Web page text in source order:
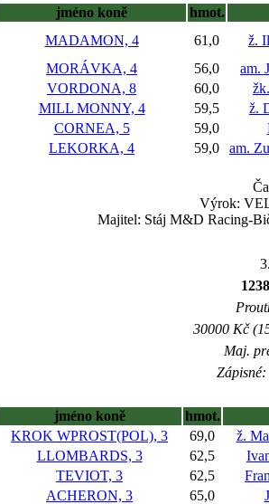
jméno koně
hmot.
MADAMON, 4 61,0
ž.
MORÁVKA, 4 56,0
am.
VORDONA, 8 60,0
MILL MONNY, 4 59,5
ž.
CORNEA, 5 59,0
LEKORKA, 4 59,0 am.
Výrok:
Majitel: Stáj M&D Racing-
30000 Kč
Maj.
jméno koně
hmot.
KROK WPROST(POL), 3 69,0
ž.
LLOMBARDS, 3 62,5
TEVIOT, 3 62,5
ACHERON, 3 65,0